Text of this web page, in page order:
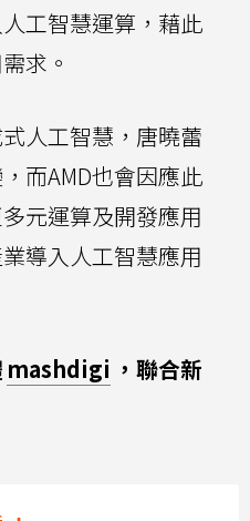
工智慧運算，藉此
求。
人工智慧，唐曉蕾
而AMD也會因應此
元運算及開發應用
導入人工智慧應用
mashdigi ，聯合新